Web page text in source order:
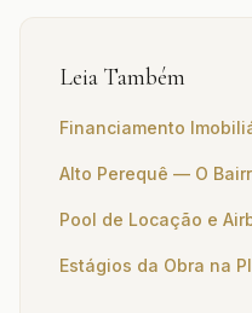
Leia Também
Financiamento
Alto Perequê — O
Pool de Locação e
Estágios da Obra na